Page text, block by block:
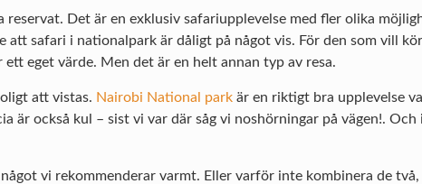
Det är en exklusiv safariupplevelse med fler olika
safari i nationalpark är dåligt på något vis. För den som vill
eget värde. Men det är en helt annan typ av resa.
att vistas. Nairobi National park är en riktigt bra upplevelse
är också kul – sist vi var där såg vi noshörningar på vägen!.
vi rekommenderar varmt. Eller varför inte kombinera de två,